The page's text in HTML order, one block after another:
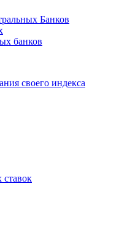
Банков
банков
своего индекса